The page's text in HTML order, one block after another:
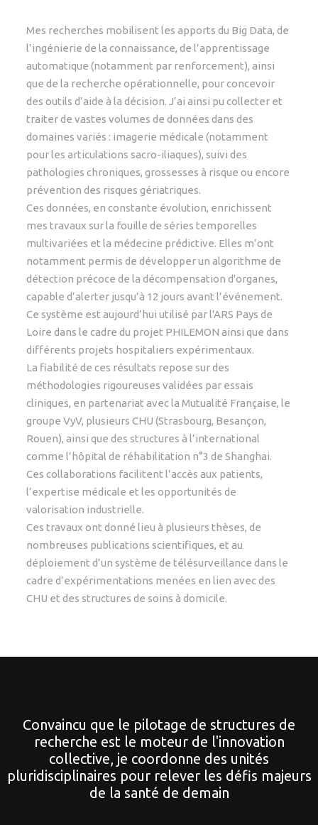
Mes recherches mobilisent les apports du Big Data, de
l’ingénierie de la connaissance, de l’apprentissage
automatique (notamment par renforcement), ainsi
que de la recherche opérationnelle, pour concevoir
des outils d’aide à la décision. J’ai ainsi pu collecter et
traiter de vastes volumes de données dans des
domaines variés : imagerie médicale (notamment
pour les articulations sacro-iliaques), suivi des
pathologies chroniques, grossesses à risque ou encore
prévention des risques gériatriques.
Ces données, en constante évolution, enrichissent
mes travaux sur la fouille de séries temporelles
multivariées et la médecine prédictive. Elles m’ont
notamment permis de développer un algorithme de
détection précoce de la décompensation d'organes,
capable d’alerter jusqu’à 12 jours avant l’événement.
Ce système est aujourd’hui utilisé par l'ARS Pays de
Loire dans le cadre du projet PHILEMON ainsi que dans
différents projets hospitaliers expérimentaux.
La fiabilité de ces résultats repose sur des
méthodologies rigoureuses validées par essais
cliniques, en partenariat avec la Mutualité Française, le
groupe VyV, plusieurs CHU (Strasbourg, Besançon,
Rouen), ainsi que des structures à l’international
comme l’hôpital de réhabilitation n°3 de Shanghai.
Ces collaborations facilitent l’accès aux patients,
l’expertise médicale et les opportunités de
valorisation industrielle.
Ces travaux ont donné lieu à plusieurs thèses, de
nombreuses publications scientifiques, et au
déploiement d’un système de télésurveillance dans le
cadre d’expérimentations menées en lien avec des
CHU et des structures de soins à domicile.
Convaincu que le pilotage de structures de
recherche est le moteur de l'innovation
collective, je coordonne des unités
pluridisciplinaires pour relever les défis majeurs
de la santé de demain